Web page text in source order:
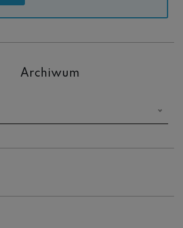
Archiwum
Archiwum